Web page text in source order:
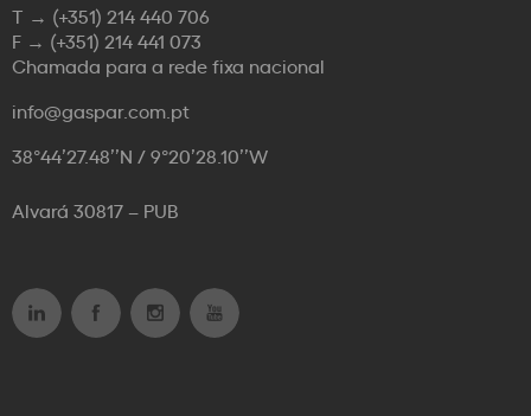
T → (+351) 214 440 706
F → (+351) 214 441 073
Chamada para a rede fixa nacional
info@gaspar.com.pt
38°44’27.48’’N / 9°20’28.10’’W
Alvará 30817 – PUB